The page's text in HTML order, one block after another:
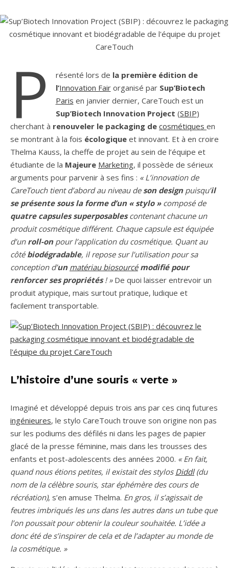
P résenté lors de la première édition de
l’Innovation Fairorganisé par Sup’Biotech
Paris en janvier dernier, CareTouch est un
Sup’Biotech Innovation Project (SBIP)
cherchant à renouveler le packaging de cosmétiques en
se montrant à la fois écologique et innovant. Et à en croire
Thelma Kauss, la cheffe de projet au sein de l’équipe et
étudiante de la Majeure Marketing, il possède de sérieux
arguments pour parvenir à ses fins : « L’innovation de
CareTouch tient d’abord au niveau de son designpuisqu’il
se présente sous la forme d’un « stylo » composé de
quatre capsules superposablescontenant chacune un
produit cosmétique différent. Chaque capsule est équipée
d’un roll-onpour l’application du cosmétique. Quant au
côté biodégradable, il repose sur l’utilisation pour sa
conception d’un matériau biosourcémodifié pour
renforcer ses propriétés! » De quoi laisser entrevoir un
produit atypique, mais surtout pratique, ludique et
facilement transportable.
L’histoire d’une souris « verte »
Imaginé et développé depuis trois ans par ces cinq futures
ingénieures, le stylo CareTouch trouve son origine non pas
sur les podiums des défilés ni dans les pages de papier
glacé de la presse féminine, mais dans les trousses des
enfants et post-adolescents des années 2000. « En fait,
quand nous étions petites, il existait des stylos Diddl(du
nom de la célèbre souris, star éphémère des cours de
récréation), s’en amuse Thelma. En gros, il s’agissait de
feutres imbriqués les uns dans les autres dans un tube que
l’on poussait pour obtenir la couleur souhaitée. L’idée a
donc été de s’inspirer de cela et de l’adapter au monde de
la cosmétique. »